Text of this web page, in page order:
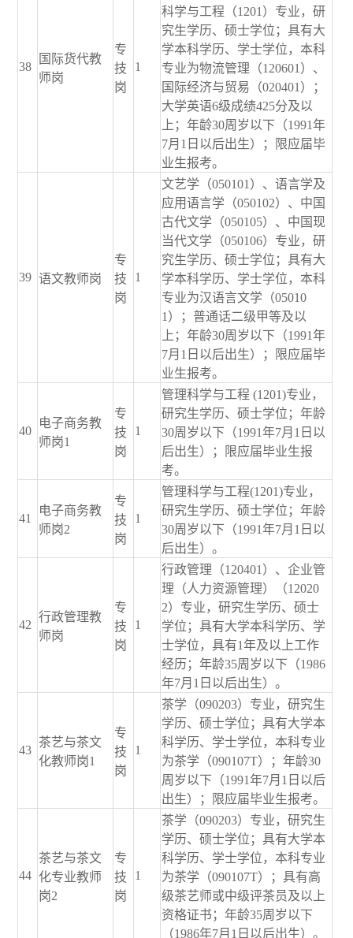
38
国际货代教
师岗
专
技
岗
1
科学与工程（1201）专业，研
究生学历、硕士学位；具有大
学本科学历、学士学位，本科
专业为物流管理（120601）、
国际经济与贸易（020401）；
大学英语6级成绩425分及以
上；年龄30周岁以下（1991年
7月1日以后出生）；限应届毕
业生报考。
39 语文教师岗
专
技
岗
1
文艺学（050101）、语言学及
应用语言学（050102）、中国
古代文学（050105）、中国现
当代文学（050106）专业，研
究生学历、硕士学位；具有大
学本科学历、学士学位，本科
专业为汉语言文学（05010
1）；普通话二级甲等及以
上；年龄30周岁以下（1991年
7月1日以后出生）；限应届毕
业生报考。
40
电子商务教
师岗1
专
技
岗
1
管理科学与工程 (1201)专业，
研究生学历、硕士学位；年龄
30周岁以下（1991年7月1日以
后出生）；限应届毕业生报
考。
41
电子商务教
师岗2
专
技
岗
1
管理科学与工程(1201)专业，
研究生学历、硕士学位；年龄
30周岁以下（1991年7月1日以
后出生）。
42
行政管理教
师岗
专
技
岗
1
行政管理（120401）、企业管
理（人力资源管理）（12020
2）专业，研究生学历、硕士
学位；具有大学本科学历、学
士学位，具有1年及以上工作
经历；年龄35周岁以下（1986
年7月1日以后出生）。
43
茶艺与茶文
化教师岗1
专
技
岗
1
茶学（090203）专业，研究生
学历、硕士学位；具有大学本
科学历、学士学位，本科专业
为茶学（090107T）；年龄30
周岁以下（1991年7月1日以后
出生）；限应届毕业生报考。
44
茶艺与茶文
化专业教师
岗2
专
技
岗
1
茶学（090203）专业，研究生
学历、硕士学位；具有大学本
科学历、学士学位，本科专业
为茶学（090107T）；具有高
级茶艺师或中级评茶员及以上
资格证书；年龄35周岁以下
（1986年7月1日以后出生）。